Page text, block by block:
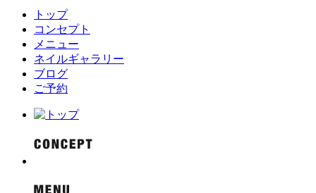
トップ
コンセプト
メニュー
ネイルギャラリー
ブログ
ご予約